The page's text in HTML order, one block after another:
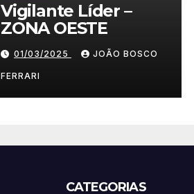
Vigilante Líder –
ZONA OESTE
01/03/2025 JOÃO BOSCO
FERRARI
CATEGORIAS